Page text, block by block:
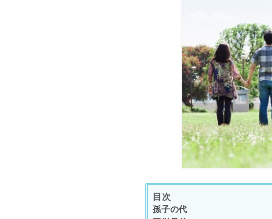
目次
孫子の代